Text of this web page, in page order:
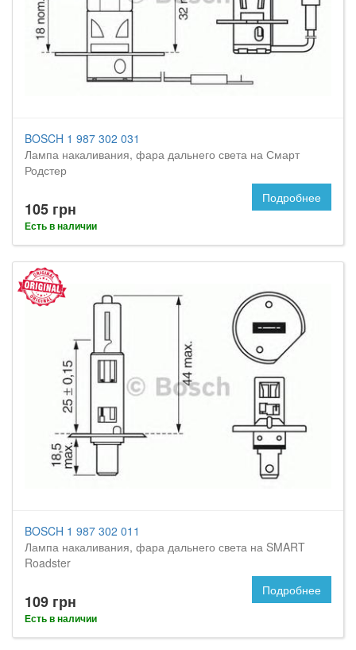
BOSCH 1 987 302 031
Лампа накаливания, фара дальнего света на Смарт
Родстер
105 грн
Есть в наличии
Подробнее
BOSCH 1 987 302 011
Лампа накаливания, фара дальнего света на SMART
Roadster
109 грн
Есть в наличии
Подробнее